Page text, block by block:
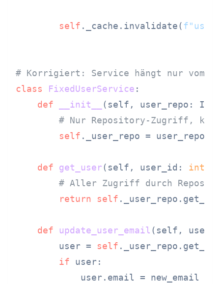
self ._cache.invalidate(
# Korrigiert: Service hängt nur vom
class
FixedUserService :
def
__init__ ( self, user_repo:
# Nur Repository-Zugriff,
self ._user_repo = user_repo
def get_user( self, user_id: int
# Aller Zugriff durch
return
self
def update_user_email ( self,
        user =
self
if user:
            user.email = new_email